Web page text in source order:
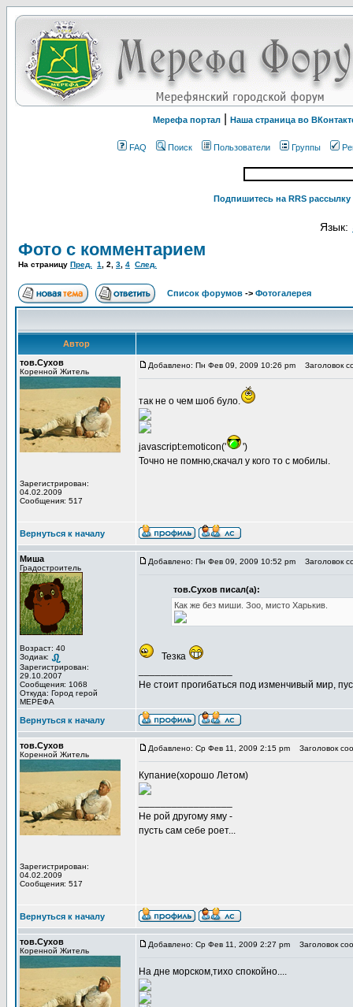
Мерефа портал Наша страница во
FAQ Поиск Пользователи Группы
Подпишитесь на RRS
Язык:
Фото с комментарием
На страницу Пред. 1 2 3 4 След.
Список форумов -> Фотогалерея
Автор
тов.Сухов
Коренной Житель
Зарегистрирован:
04.02.2009
Сообщения: 517
Добавлено: Пн Фев 09, 2009 10:26 pm Заголовок
так не о чем шоб було.
javascript:emoticon('
')
Точно не помню,скачал у кого то с мобилы.
Вернуться к началу
Миша
Градостроитель
Возраст: 40
Зодиак:
Зарегистрирован:
29.10.2007
Сообщения: 1068
Откуда: Город герой
МЕРЕФА
Добавлено: Пн Фев 09, 2009 10:52 pm Заголовок
тов.Сухов писал(а):
Как же без миши. Зоо, мисто Харькив.
Тезка
Не стоит прогибаться под изменчивый мир,
Вернуться к началу
тов.Сухов
Коренной Житель
Зарегистрирован:
04.02.2009
Сообщения: 517
Добавлено: Ср Фев 11, 2009 2:15 pm Заголовок
Купание(хорошо Летом)
Не рой другому яму -
пусть сам себе роет...
Вернуться к началу
тов.Сухов
Коренной Житель
Добавлено: Ср Фев 11, 2009 2:27 pm Заголовок
На дне морском,тихо спокойно....